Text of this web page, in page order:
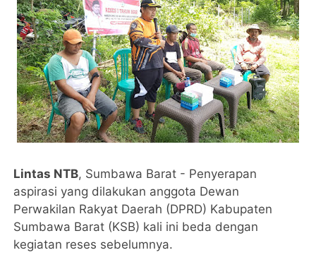
Lintas NTB, Sumbawa Barat - Penyerapan
aspirasi yang dilakukan anggota Dewan
Perwakilan Rakyat Daerah (DPRD) Kabupaten
Sumbawa Barat (KSB) kali ini beda dengan
kegiatan reses sebelumnya.